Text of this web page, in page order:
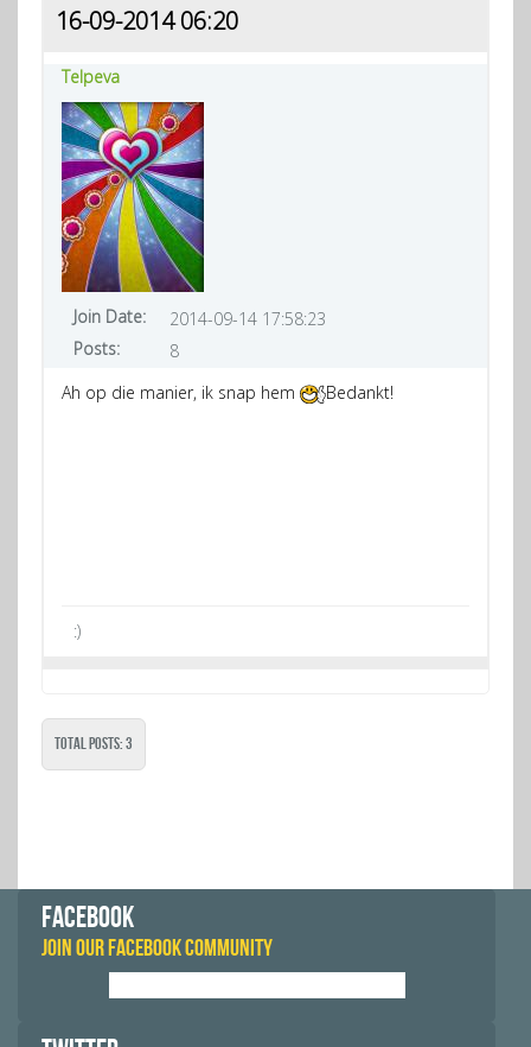
16-09-2014 06:20
Telpeva
Join Date:
2014-09-14 17:58:23
Posts:
8
Ah op die manier, ik snap hem
Bedankt!
:)
Total Posts: 3
FACEBOOK
JOIN OUR FACEBOOK COMMUNITY